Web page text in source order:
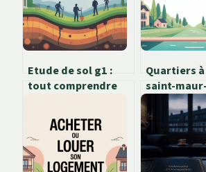
Etude de sol g1 :
tout comprendre
votre projet
Quartiers
saint-
fossés : ce
faut
savoir